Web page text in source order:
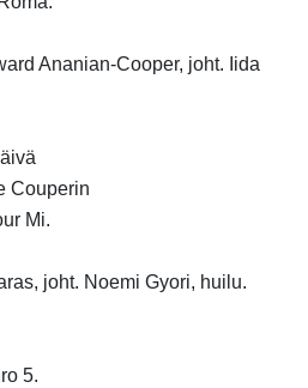
Ananian-Cooper, joht. Iida
Couperin
Mi.
joht. Noemi Gyori, huilu.
5.